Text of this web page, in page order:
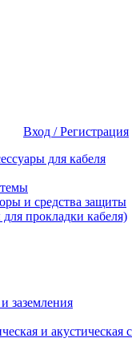
Вход / Регистрация
для кабеля
и средства защиты
прокладки кабеля)
заземления
и акустическая